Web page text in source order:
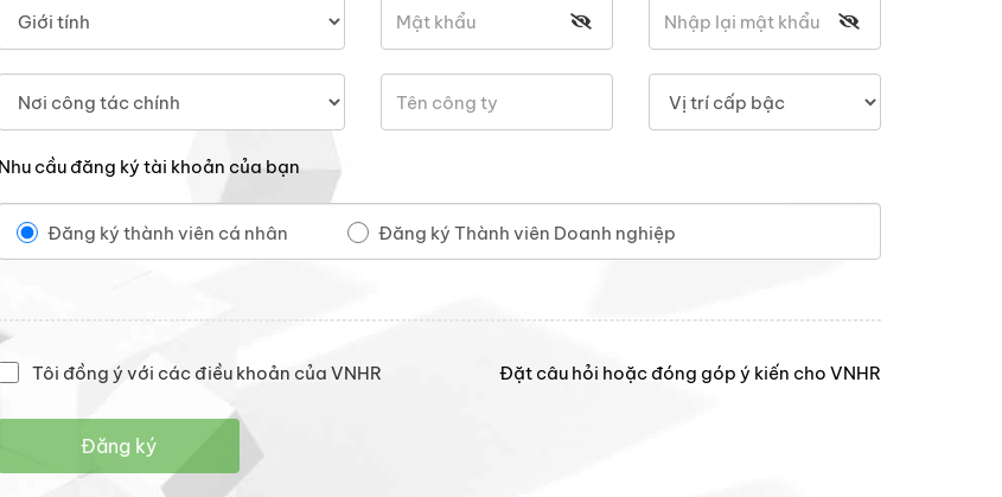
Nhu cầu đăng ký tài khoản của bạn
Đăng ký thành viên cá nhân Đăng ký Thành viên Doanh nghiệp
Tôi đồng ý với các điều khoản của VNHR Đặt câu hỏi hoặc đóng góp ý kiến cho VNHR
Đăng ký